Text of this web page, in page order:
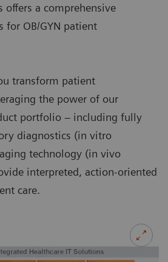
offers a comprehensive
OB/GYN patient
transform patient
the power of our
portfolio – including fully
diagnostics (in vitro
technology (in vivo
interpreted, action-oriented
care.